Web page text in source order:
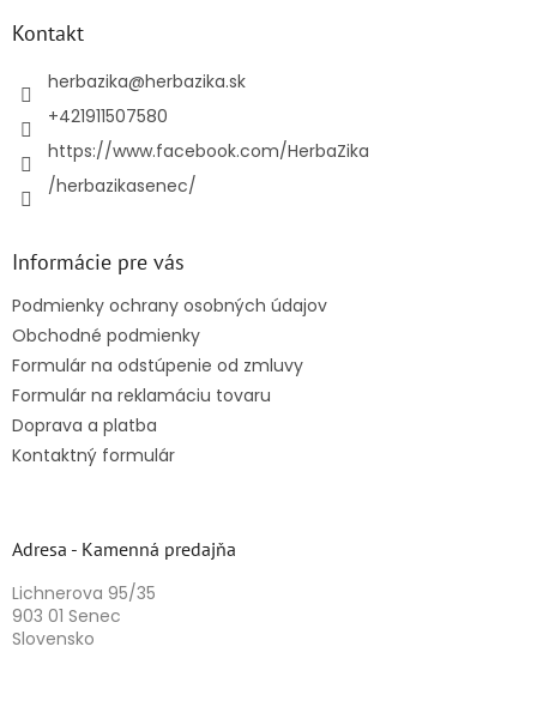
Kontakt
herbazika@herbazika.sk
+421911507580
https://www.facebook.com/HerbaZika
/herbazikasenec/
Informácie pre vás
Podmienky ochrany osobných údajov
Obchodné podmienky
Formulár na odstúpenie od zmluvy
Formulár na reklamáciu tovaru
Doprava a platba
Kontaktný formulár
Adresa - Kamenná predajňa
Lichnerova 95/35
903 01 Senec
Slovensko